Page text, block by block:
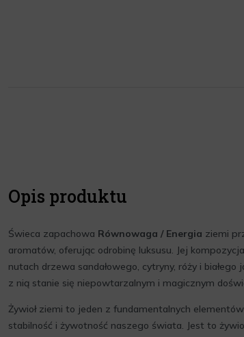
Opis produktu
Świeca zapachowa Równowaga / Energia ziemi
aromatów, oferując odrobinę luksusu. Jej
nutach drzewa sandałowego, cytryny, róży i
z nią stanie się niepowtarzalnym i magicznym
Żywioł ziemi to jeden z fundamentalnych
stabilność i żywotność naszego świata. Jest to